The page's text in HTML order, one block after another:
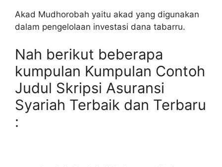
Akad Mudhorobah yaitu akad yang digunakan
dalam pengelolaan investasi dana tabarru.
Nah berikut beberapa
kumpulan Kumpulan Contoh
Judul Skripsi Asuransi
Syariah Terbaik dan Terbaru
: